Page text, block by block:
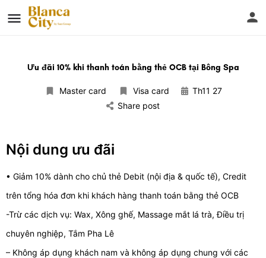
Ưu đãi 10% khi thanh toán bằng thẻ OCB tại Bông Spa
Master card Visa card
Th11 27
Share post
Nội dung ưu đãi
• Giảm 10% dành cho chủ thẻ Debit (nội địa & quốc tế), Credit
trên tổng hóa đơn khi khách hàng thanh toán bằng thẻ OCB
-Trừ các dịch vụ: Wax, Xông ghế, Massage mắt lá trà, Điều trị
chuyên nghiệp, Tắm Pha Lê
– Không áp dụng khách nam và không áp dụng chung với các